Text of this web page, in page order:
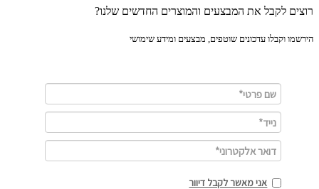
לקבל את המבצעים והמוצרים החדשים שלנו?
וקבלו עדכונים שוטפים, מבצעים ומידע שימושי
אני מאשר לקבל דיוור